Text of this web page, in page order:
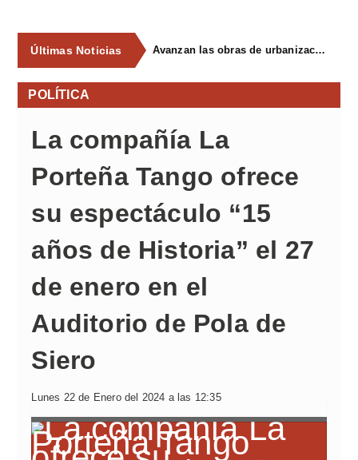
Últimas Noticias Avanzan las obras de urbanización del parque de La Reconquista, en los terrenos del antiguo matadero de Pola de Siero
POLÍTICA
La compañía La
Porteña Tango ofrece
su espectáculo “15
años de Historia” el 27
de enero en el
Auditorio de Pola de
Siero
Lunes 22 de Enero del 2024 a las 12:35